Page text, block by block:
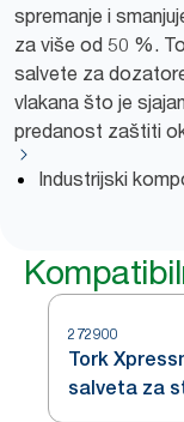
spremanje i
za više od 50 %.
salvete za
vlakana što je
predanost zaštiti
Industrijski
272900
Tork
salveta za